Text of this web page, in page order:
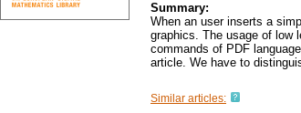
Summary:
When an user inserts a
graphics. The usage of low
commands of PDF
article. We have to
Similar articles: